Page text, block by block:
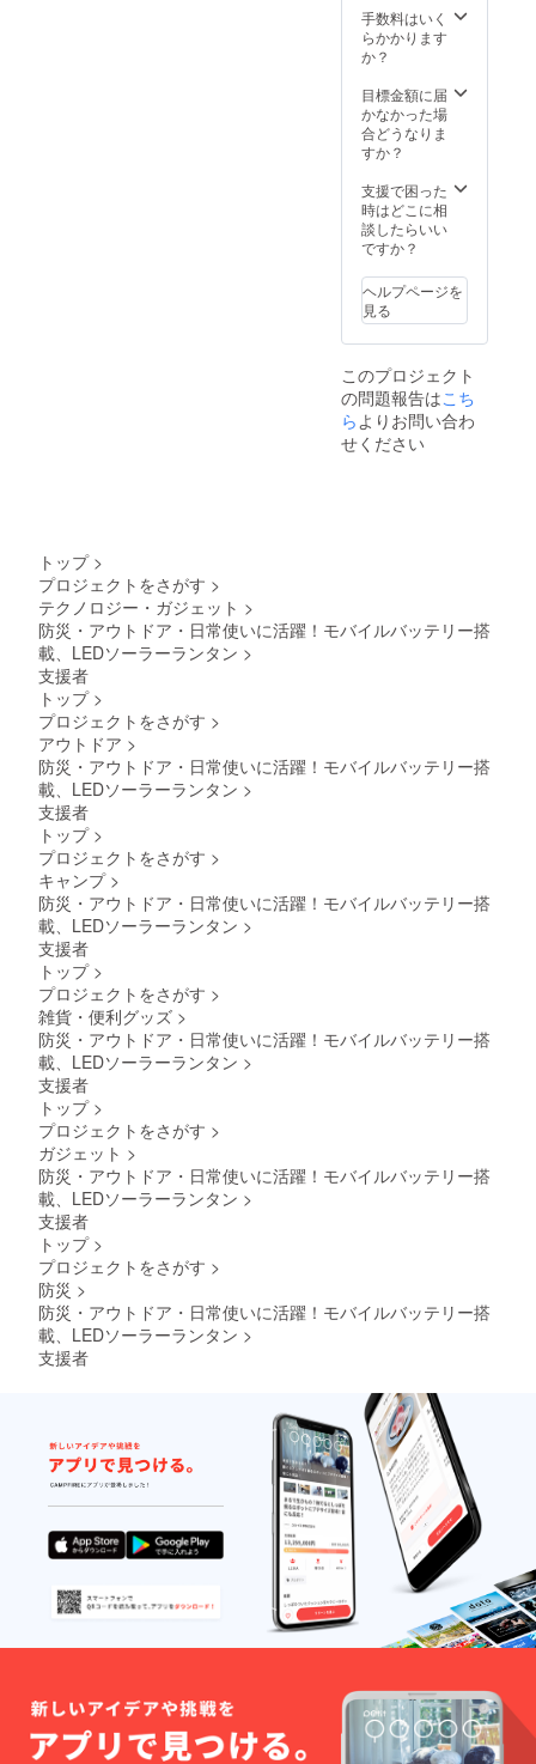
手数料はいく
らかかります
か？
目標金額に届
かなかった場
合どうなりま
すか？
支援で困った
時はどこに相
談したらいい
ですか？
ヘルプページを
見る
このプロジェクト
の問題報告はこち
ら よりお問い合わ
せください
トップ >
プロジェクトをさがす >
テクノロジー・ガジェット >
防災・アウトドア・日常使いに活躍！モバイルバッテリー搭
載、LEDソーラーランタン >
支援者
トップ >
プロジェクトをさがす >
アウトドア >
防災・アウトドア・日常使いに活躍！モバイルバッテリー搭
載、LEDソーラーランタン >
支援者
トップ >
プロジェクトをさがす >
キャンプ >
防災・アウトドア・日常使いに活躍！モバイルバッテリー搭
載、LEDソーラーランタン >
支援者
トップ >
プロジェクトをさがす >
雑貨・便利グッズ >
防災・アウトドア・日常使いに活躍！モバイルバッテリー搭
載、LEDソーラーランタン >
支援者
トップ >
プロジェクトをさがす >
ガジェット >
防災・アウトドア・日常使いに活躍！モバイルバッテリー搭
載、LEDソーラーランタン >
支援者
トップ >
プロジェクトをさがす >
防災 >
防災・アウトドア・日常使いに活躍！モバイルバッテリー搭
載、LEDソーラーランタン >
支援者